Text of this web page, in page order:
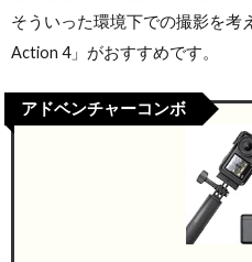
そういった環境下での撮影を考
Action 4」がおすすめです。
アドベンチャーコンボ